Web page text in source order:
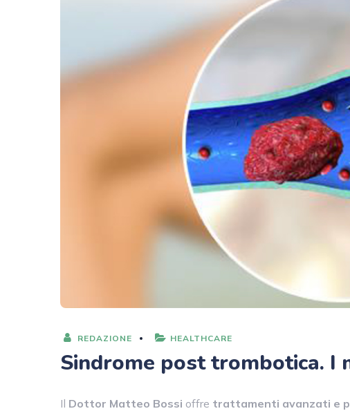
REDAZIONE HEALTHCARE
Sindrome post trombotica.
Il Dottor Matteo Bossi offre trattamenti avanzati e